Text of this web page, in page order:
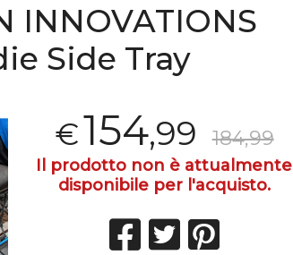
INNOVATIONS
Side Tray
€154,99 184,99
Il prodotto non è attualmente
disponibile per l'acquisto.